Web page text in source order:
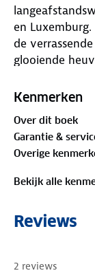
en
de
glooiende
langs bekende
verrassen je
de Dutch
Trappistes. Of
Wat kun je
✓ 20
Kenmerken
Over dit boek
Garantie &
Overige
Bekijk alle
Reviews
2 reviews